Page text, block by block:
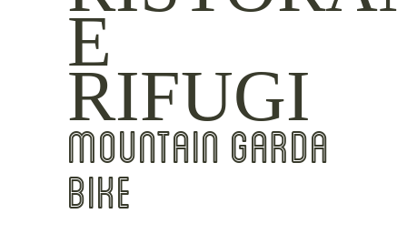
E
RIFUGI
MOUNTAIN GARDA
BIKE